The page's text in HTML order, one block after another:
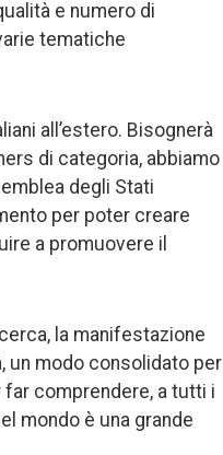
e numero di
tematiche
all’estero. Bisognerà
di categoria, abbiamo
degli Stati
per poter creare
a promuovere il
la manifestazione
un modo consolidato per
comprendere, a tutti i
mondo è una grande